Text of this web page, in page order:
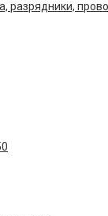
разрядники,